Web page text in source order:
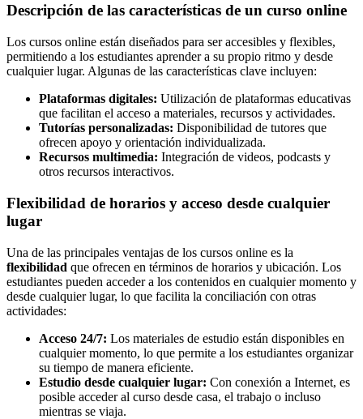
Descripción de las características de un curso online
Los cursos online están diseñados para ser accesibles y flexibles,
permitiendo a los estudiantes aprender a su propio ritmo y desde
cualquier lugar. Algunas de las características clave incluyen:
Plataformas digitales: Utilización de plataformas educativas
que facilitan el acceso a materiales, recursos y actividades.
Tutorías personalizadas: Disponibilidad de tutores que
ofrecen apoyo y orientación individualizada.
Recursos multimedia: Integración de videos, podcasts y
otros recursos interactivos.
Flexibilidad de horarios y acceso desde cualquier
lugar
Una de las principales ventajas de los cursos online es la
flexibilidad que ofrecen en términos de horarios y ubicación. Los
estudiantes pueden acceder a los contenidos en cualquier momento y
desde cualquier lugar, lo que facilita la conciliación con otras
actividades:
Acceso 24/7: Los materiales de estudio están disponibles en
cualquier momento, lo que permite a los estudiantes organizar
su tiempo de manera eficiente.
Estudio desde cualquier lugar: Con conexión a Internet, es
posible acceder al curso desde casa, el trabajo o incluso
mientras se viaja.